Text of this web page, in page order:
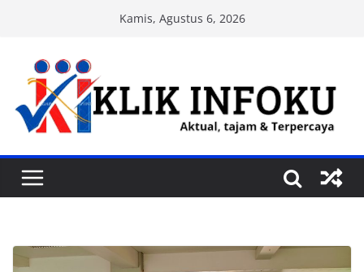
content
Kamis, Agustus 6, 2026